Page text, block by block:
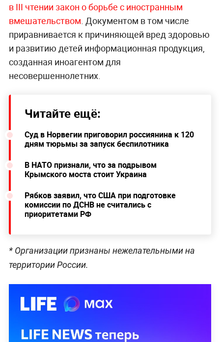
в III чтении закон о борьбе с иностранным
вмешательством. Документом в том числе
приравнивается к причиняющей вред здоровью
и развитию детей информационная продукция,
созданная иноагентом для
несовершеннолетних.
Читайте ещё:
Суд в Норвегии приговорил россиянина к 120
дням тюрьмы за запуск беспилотника
В НАТО признали, что за подрывом
Крымского моста стоит Украина
Рябков заявил, что США при подготовке
комиссии по ДСНВ не считались с
приоритетами РФ
* Организации признаны нежелательными на
территорииРоссии.